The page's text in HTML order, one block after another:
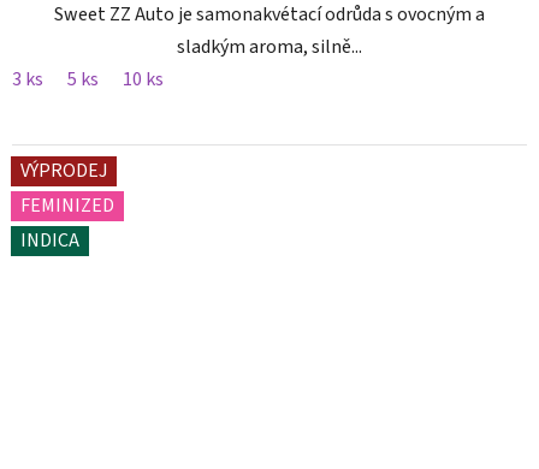
Sweet ZZ Auto je samonakvétací odrůda s ovocným a
sladkým aroma, silně...
3 ks
5 ks 10 ks
VÝPRODEJ
FEMINIZED
INDICA